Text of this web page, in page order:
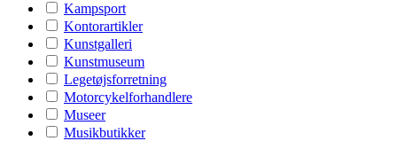
Kampsport
Kontorartikler
Kunstgalleri
Kunstmuseum
Legetøjsforretning
Motorcykelforhandlere
Museer
Musikbutikker